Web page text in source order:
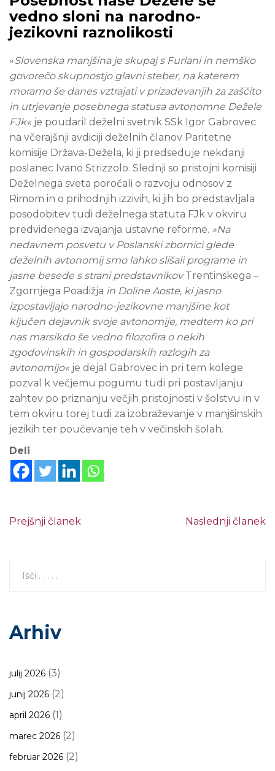
vedno sloni na narodno-
jezikovni raznolikosti
»Slovenska manjšina je skupaj s Furlani in nemško
govorečo skupnostjo glavni steber, na katerem
moramo še danes vztrajati v prizadevanjih za zaščito
in utrjevanje posebnega statusa avtonomne Dežele
FJk« je poudaril deželni svetnik SSk Igor Gabrovec
na včerajšnji avdiciji deželnih članov Paritetne
komisije Država-Dežela, ki ji predseduje nekdanji
poslanec Ivano Strizzolo. Slednji so pristojni komisiji
Deželnega sveta poročali o razvoju odnosov z
Rimom in o prihodnjih izzivih, ki jih bo predstavljala
posodobitev tudi deželnega statuta FJk v okviru
predvidenega izvajanja ustavne reforme. »Na
nedavnem posvetu v Poslanski zbornici glede
deželnih avtonomij smo lahko slišali programe in
jasne besede s strani predstavnikovTrentinskega –
Zgornjega Poadižja in Doline Aoste, ki jasno
izpostavljajo narodno-jezikovne manjšine kot
ključen dejavnik svoje avtonomije, medtem ko pri
nas marsikdo še vedno filozofira o nekih
zgodovinskih in gospodarskih razlogih za
avtonomijo« je dejal Gabrovec in pri tem kolege
pozval k večjemu pogumu tudi pri postavljanju
zahtev po priznanju večjih pristojnosti v šolstvu in v
tem okviru torej tudi za izobraževanje v manjšinskih
jezikih ter poučevanje teh v večinskih šolah.
Deli
Prejšnji članek Naslednji članek
Arhiv
julij 2026 (3)
junij 2026 (2)
april 2026 (1)
marec 2026 (2)
februar 2026 (2)